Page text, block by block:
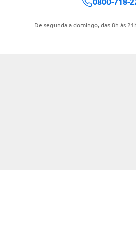
De segunda a domingo, das 8h às